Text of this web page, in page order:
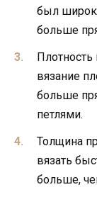
был
больше
вязание
больше
петлями.
Толщина
вязать
больше,